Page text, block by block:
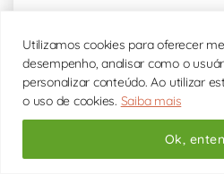
Utilizamos cookies para oferecer
desempenho, analisar como o
personalizar conteúdo. Ao utilizar
o uso de cookies. Saiba mais
Ok,